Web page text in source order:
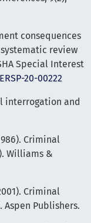
consequences
review
Special Interest
20-00222
interrogation and
Criminal
Williams &
Criminal
Publishers.